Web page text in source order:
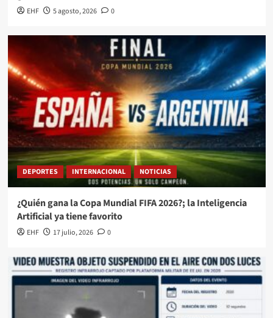
EHF 5 agosto, 2026 0
DEPORTES INTERNACIONAL NOTICIAS
¿Quién gana la Copa Mundial FIFA 2026?; la Inteligencia
Artificial ya tiene favorito
EHF 17 julio, 2026 0